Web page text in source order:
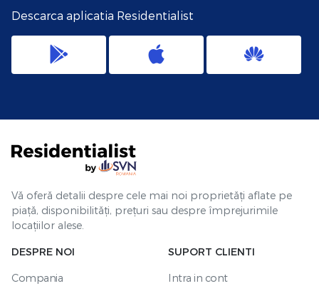
Descarca aplicatia Residentialist
Vă oferă detalii despre cele mai noi proprietăți aflate pe
piață, disponibilități, prețuri sau despre împrejurimile
locațiilor alese.
DESPRE NOI
Compania
SUPORT CLIENTI
Intra in cont